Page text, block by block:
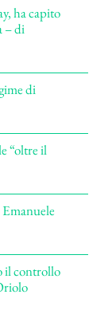
ha capito
– di
di
“oltre il
il controllo